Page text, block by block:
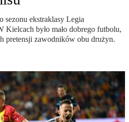
sezonu ekstraklasy Legia
Kielcach było mało dobrego futbolu,
pretensji zawodników obu drużyn.